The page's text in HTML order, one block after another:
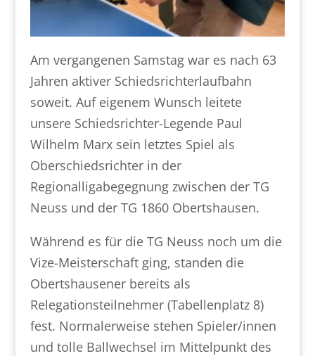
Am vergangenen Samstag war es nach 63
Jahren aktiver Schiedsrichterlaufbahn
soweit. Auf eigenem Wunsch leitete
unsere Schiedsrichter-Legende Paul
Wilhelm Marx sein letztes Spiel als
Oberschiedsrichter in der
Regionalligabegegnung zwischen der TG
Neuss und der TG 1860 Obertshausen.
Während es für die TG Neuss noch um die
Vize-Meisterschaft ging, standen die
Obertshausener bereits als
Relegationsteilnehmer (Tabellenplatz 8)
fest. Normalerweise stehen Spieler/innen
und tolle Ballwechsel im Mittelpunkt des